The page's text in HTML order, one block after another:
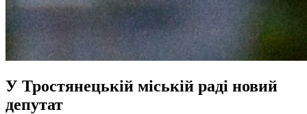
У Тростянецькій міській раді новий
депутат